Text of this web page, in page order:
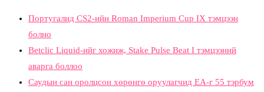
Португалид CS2-ийн Roman Imperium Cup IX тэмцээн
болно
Betclic Liquid-ийг хожиж, Stake Pulse Beat I тэмцээний
аварга боллоо
Саудын сан оролцсон хөрөнгө оруулагчид EA-г 55 тэрбум